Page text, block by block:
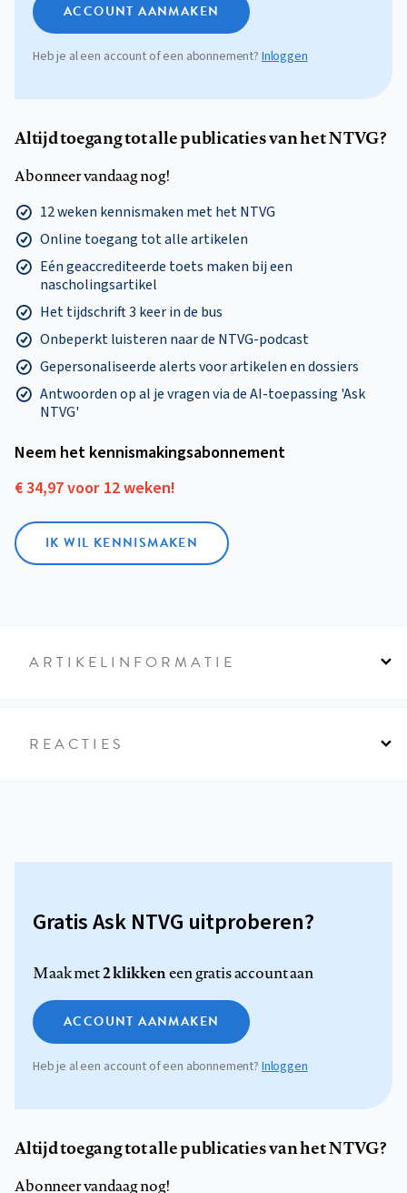
ACCOUNT AANMAKEN
Heb je al een account of een abonnement? Inloggen
Altijd toegang tot alle publicaties van het NTVG?
Abonneer vandaag nog!
12 weken kennismaken met het NTVG
Online toegang tot alle artikelen
Eén geaccrediteerde toets maken bij een
nascholingsartikel
Het tijdschrift 3 keer in de bus
Onbeperkt luisteren naar de NTVG-podcast
Gepersonaliseerde alerts voor artikelen en dossiers
Antwoorden op al je vragen via de AI-toepassing 'Ask
NTVG'
Neem het kennismakings­abonnement
€ 34,97 voor 12 weken!
IK WIL KENNISMAKEN
ARTIKELINFORMATIE
REACTIES
Gratis Ask NTVG uitproberen?
Maak met2 klikkeneen gratis account aan
ACCOUNT AANMAKEN
Heb je al een account of een abonnement?Inloggen
Altijd toegang tot alle publicaties van het NTVG?
Abonneer vandaag nog!